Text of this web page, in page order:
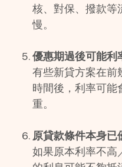
核、對保、撥款等
慢。
優惠期過後可能利
有些新貸方案在前
時間後，利率可能
重。
原貸款條件本身已
如果原本利率不高